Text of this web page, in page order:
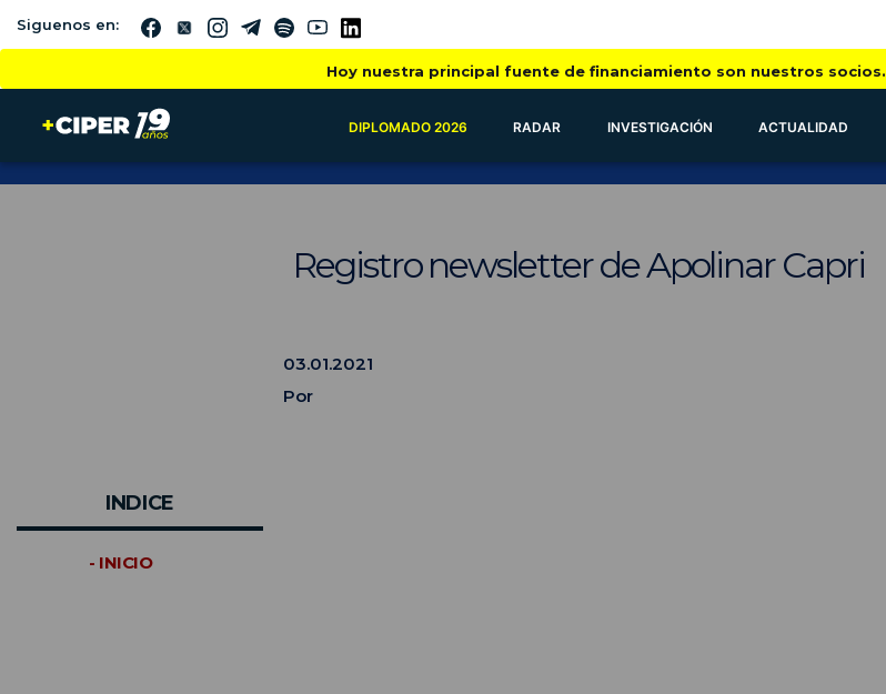
Siguenos en:
Hoy nuestra principal fuente de financiamiento son nuestros socios.
DIPLOMADO 2026 RADAR INVESTIGACIÓN ACTUALIDAD
Registro newsletter de Apolinar Capri
03.01.2021
Por
INDICE
- INICIO